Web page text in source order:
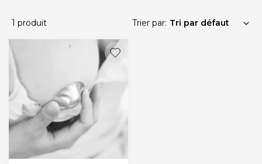
1 produit Trier par: